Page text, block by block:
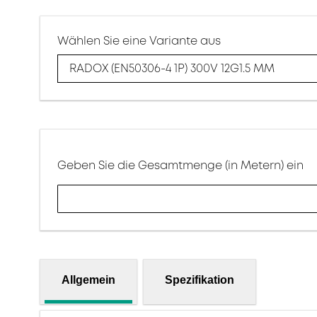
Wählen Sie eine Variante aus
RADOX (EN50306-4 1P) 300V 12G1.5 MM
Geben Sie die Gesamtmenge (in Metern) ein
Allgemein Spezifikation